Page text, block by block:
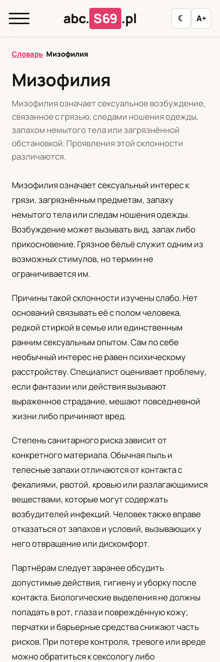
abc. S69 .pl ☾ A+
abc.
Л
М Н О П Р С Т
У
Ф
Ц Ш Э
Polski Русский
Українська
Словарь/Мизофилия
Мизофилия
Мизофилия означает сексуальное возбуждение,
связанное с грязью, следами ношения одежды,
запахом немытого тела или загрязнённой
обстановкой. Проявления этой склонности
различаются.
Мизофилия означает сексуальный интерес к
грязи, загрязнённым предметам, запаху
немытого тела или следам ношения одежды.
Возбуждение может вызывать вид, запах либо
прикосновение. Грязное бельё служит одним из
возможных стимулов, но термин не
ограничивается им.
Причины такой склонности изучены слабо. Нет
оснований связывать её с полом человека,
редкой стиркой в семье или единственным
ранним сексуальным опытом. Сам по себе
необычный интерес не равен психическому
расстройству. Специалист оценивает проблему,
если фантазии или действия вызывают
выраженное страдание, мешают повседневной
жизни либо причиняют вред.
Степень санитарного риска зависит от
конкретного материала. Обычная пыль и
телесные запахи отличаются от контакта с
фекалиями, рвотой, кровью или разлагающимися
веществами, которые могут содержать
возбудителей инфекций. Человек также вправе
отказаться от запахов и условий, вызывающих у
него отвращение или дискомфорт.
Партнёрам следует заранее обсудить
допустимые действия, гигиену и уборку после
контакта. Биологические выделения не должны
попадать в рот, глаза и повреждённую кожу;
перчатки и барьерные средства снижают часть
рисков. При потере контроля, тревоге или вреде
можно обратиться к сексологу либо